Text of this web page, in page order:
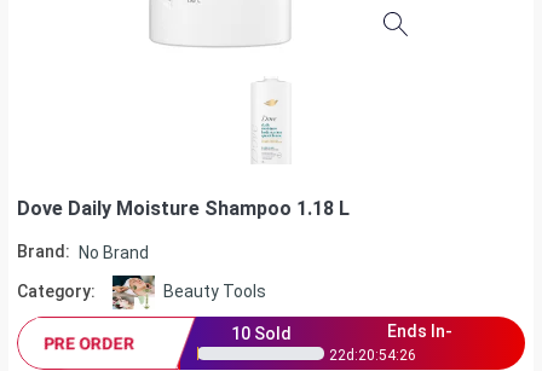
Dove Daily Moisture Shampoo 1.18 L
Brand: No Brand
Category: Beauty Tools
PRE ORDER 10Sold Ends In-
22d:20:54:25